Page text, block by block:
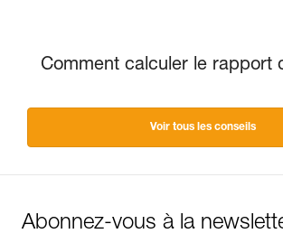
Comment calculer le rapport
Voir tous les conseils
Abonnez-vous à la